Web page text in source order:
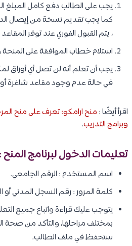
يجب على الطالب دفع كامل
كما يجب تقديم نسخة من إيصال
، يتم القبول الفوري عند توفر
استلام خطاب الموافقة على المنحة
يجب أن تعلم أنه لن تصل أي أوراق
في حالة عدم وجود مقاعد شاغرة أو
اقرأ أيضًا : منح ارامكو: تعرف على منح
وبرامج التدريب.
تعليمات الدخول لبرنامج المنح
اسم المستخدم : الرقم الجامعي.
كلمة المرور : رقم السجل المدني أو
يتوجب عليك قراءة واتباع جميع
بمختلف مراحلها، والتأكد من صحة
ستحفظ في ملف الطالب.